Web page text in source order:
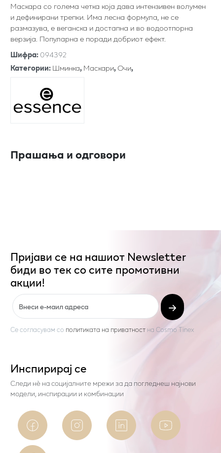
Маскара со голема четка која дава интензивен волумен
и дефинирани трепки. Има лесна формула, не се
размазува, е веганска и достапна и во водоотпорна
верзија. Популарна е поради добриот ефект.
Шифра:094392
Категории:Шминка,Маскари,Очи,
Прашања и одговори
Пријави се на нашиот Newsletter
биди во тек со сите промотивни
акции!
Се согласувам со политиката на приватност на Cosmo Tinex
Инспирирај се
Следи нѐ на социјалните мрежи за да погледнеш најнови
модели, инспирации и комбинации